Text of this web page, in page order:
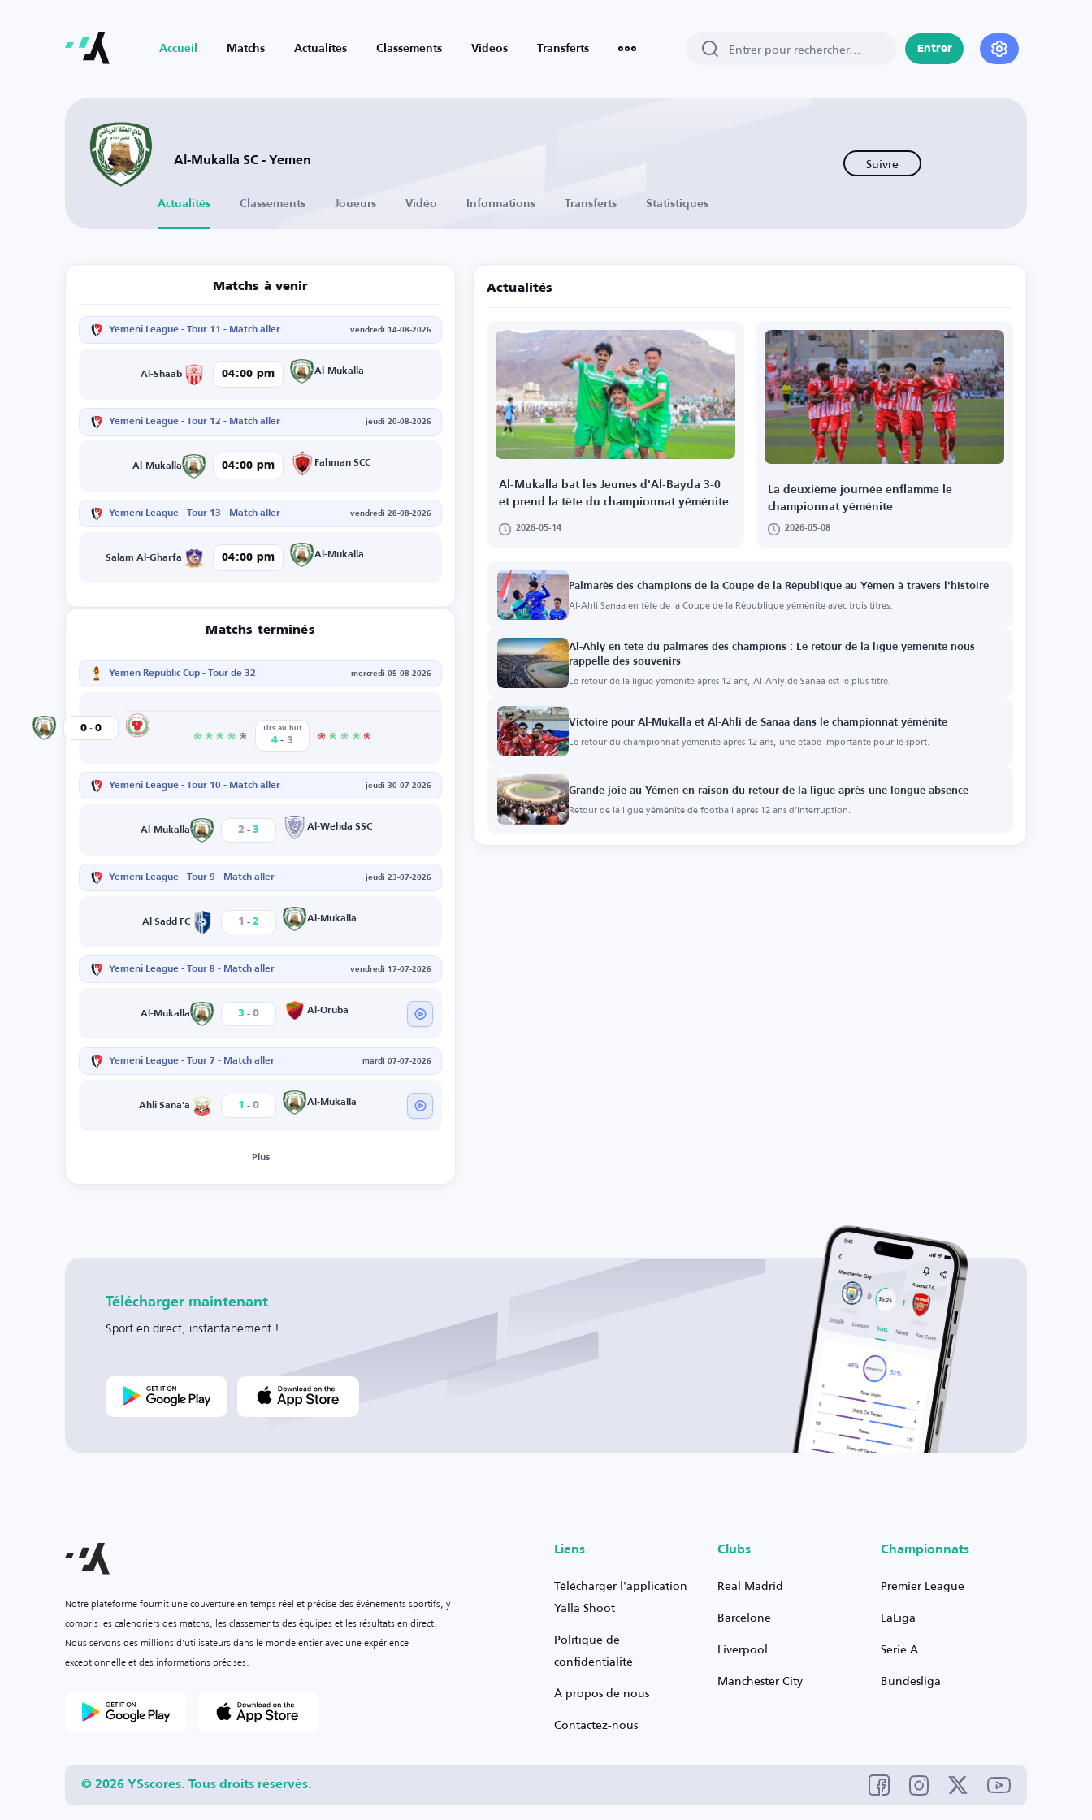
Accueil Matchs Actualités Classements Vidéos Transferts Entrer
Al-Mukalla SC - Yemen Suivre
Actualités Classements Joueurs Vidéo Informations Transferts Statistiques
Matchs à venir
Yemeni League - Tour 11 - Match aller vendredi 14-08-2026
Al-Shaab 04:00 pm Al-Mukalla
Yemeni League - Tour 12 - Match aller jeudi 20-08-2026
Al-Mukalla 04:00 pm Fahman SCC
Yemeni League - Tour 13 - Match aller vendredi 28-08-2026
Salam Al-Gharfa 04:00 pm Al-Mukalla
Matchs terminés
Yemen Republic Cup - Tour de 32 mercredi 05-08-2026
Al-Mukalla0 - 0 Tirs au but
4 - 3
Yemeni League - Tour 10 - Match aller jeudi 30-07-2026
Al-Mukalla 2 - 3 Al-Wehda SSC
Yemeni League - Tour 9 - Match aller jeudi 23-07-2026
Al Sadd FC 1 - 2 Al-Mukalla
Yemeni League - Tour 8 - Match aller vendredi 17-07-2026
Al-Mukalla 3 - 0 Al-Oruba
Yemeni League - Tour 7 - Match aller mardi 07-07-2026
Ahli Sana'a 1 - 0 Al-Mukalla
Plus
Actualités
Al-Mukalla bat les Jeunes d'Al-Bayda 3-0
et prend la tête du championnat yéménite
2026-05-14
La deuxième journée enflamme le
championnat yéménite
2026-05-08
Palmarès des champions de la Coupe de la République au Yémen à travers l'histoire
Al-Ahli Sanaa en tête de la Coupe de la République yéménite avec trois titres.
Al-Ahly en tête du palmarès des champions : Le retour de la ligue yéménite nous
rappelle des souvenirs
Le retour de la ligue yéménite après 12 ans, Al-Ahly de Sanaa est le plus titré.
Victoire pour Al-Mukalla et Al-Ahli de Sanaa dans le championnat yéménite
Le retour du championnat yéménite après 12 ans, une étape importante pour le sport.
Grande joie au Yémen en raison du retour de la ligue après une longue absence
Retour de la ligue yéménite de football après 12 ans d'interruption.
Télécharger maintenant
Sport en direct, instantanément !
Notre plateforme fournit une couverture en temps réel et précise des événements sportifs, y
compris les calendriers des matchs, les classements des équipes et les résultats en direct.
Nous servons des millions d'utilisateurs dans le monde entier avec une expérience
exceptionnelle et des informations précises.
Liens
Télécharger l'application
Yalla Shoot
Politique de
confidentialité
À propos de nous
Contactez-nous
Clubs
Real Madrid
Barcelone
Liverpool
Manchester City
Championnats
Premier League
LaLiga
Serie A
Bundesliga
© 2026 YSscores. Tous droits réservés.